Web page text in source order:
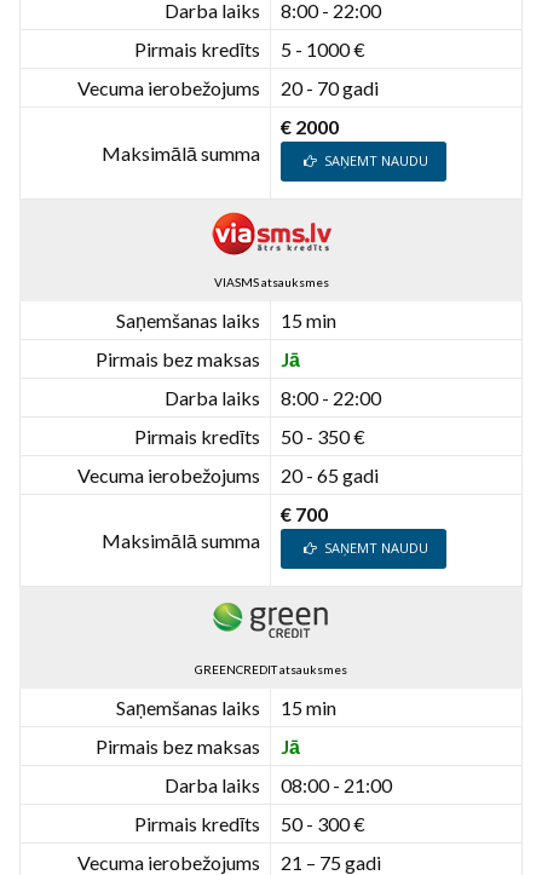
Darba laiks
8:00 - 22:00
Pirmais kredīts
5 - 1000 €
Vecuma ierobežojums
20 - 70 gadi
Maksimālā summa
€ 2000
SAŅEMT NAUDU
VIASMS atsauksmes
Saņemšanas laiks
15 min
Pirmais bez maksas
Jā
Darba laiks
8:00 - 22:00
Pirmais kredīts
50 - 350 €
Vecuma ierobežojums
20 - 65 gadi
Maksimālā summa
€ 700
SAŅEMT NAUDU
GREENCREDIT atsauksmes
Saņemšanas laiks
15 min
Pirmais bez maksas
Jā
Darba laiks
08:00 - 21:00
Pirmais kredīts
50 - 300 €
Vecuma ierobežojums
21 – 75 gadi